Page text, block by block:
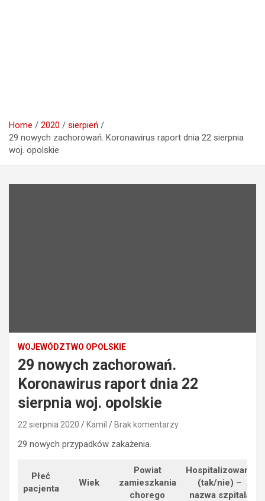
Home 2020
sierpień
29 nowych zachorowań. Koronawirus raport dnia 22 sierpnia
woj. opolskie
WOJEWÓDZTWO OPOLSKIE
29 nowych zachorowań.
Koronawirus raport dnia 22
sierpnia woj. opolskie
22 sierpnia 2020 Kamil Brak komentarzy
29 nowych przypadków zakażenia.
Płeć
pacjenta
Wiek
Powiat
zamieszkania
chorego
Hospitalizowany
(tak/nie) –
nazwa szpitala